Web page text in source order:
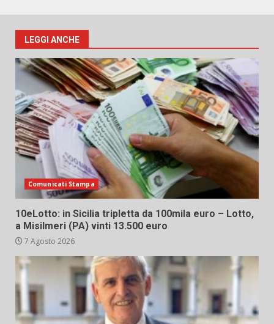
LEGGI ANCHE
Comunicati Stampa
10eLotto: in Sicilia tripletta da 100mila euro – Lotto,
a Misilmeri (PA) vinti 13.500 euro
7 Agosto 2026